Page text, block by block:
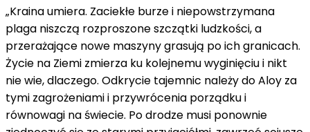
„Kraina umiera. Zaciekłe burze i niepowstrzymana
plaga niszczą rozproszone szczątki ludzkości, a
przerażające nowe maszyny grasują po ich granicach.
Życie na Ziemi zmierza ku kolejnemu wyginięciu i nikt
nie wie, dlaczego. Odkrycie tajemnic należy do Aloy za
tymi zagrożeniami i przywrócenia porządku i
równowagi na świecie. Po drodze musi ponownie